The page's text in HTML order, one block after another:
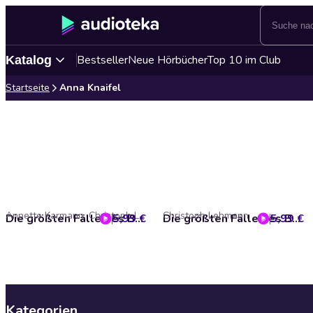
Katalog BestsellerNeue HörbücherTop 10 im Club
Startseite Anna Knaifel
Die größten Fälle des BND, Folge 24: Eine letzte Wahrheit (ungekürzt)Annette Karmann, Christoph Lehmann
5,99 € Die größten Fälle des BND, Folge 17: Das Öl der Zukunft
Christoph Lehmann 5,99 €